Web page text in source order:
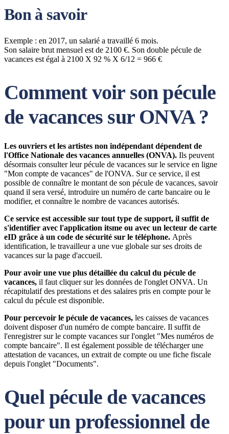
Bon à savoir
Exemple : en 2017, un salarié a travaillé 6 mois.
Son salaire brut mensuel est de 2100 €. Son double pécule de
vacances est égal à 2100 X 92 % X 6/12 = 966 €
Comment voir son pécule
de vacances sur ONVA ?
Les ouvriers et les artistes non indépendant dépendent de
l'Office Nationale des vacances annuelles (ONVA). Ils peuvent
désormais consulter leur pécule de vacances sur le service en ligne
"Mon compte de vacances" de l'ONVA. Sur ce service, il est
possible de connaître le montant de son pécule de vacances, savoir
quand il sera versé, introduire un numéro de carte bancaire ou le
modifier, et connaître le nombre de vacances autorisés.
Ce service est accessible sur tout type de support, il suffit de
s'identifier avec l'application itsme ou avec un lecteur de carte
eID grâce à un code de sécurité sur le téléphone. Après
identification, le travailleur a une vue globale sur ses droits de
vacances sur la page d'accueil.
Pour avoir une vue plus détaillée du calcul du pécule de
vacances, il faut cliquer sur les données de l'onglet ONVA. Un
récapitulatif des prestations et des salaires pris en compte pour le
calcul du pécule est disponible.
Pour percevoir le pécule de vacances, les caisses de vacances
doivent disposer d'un numéro de compte bancaire. Il suffit de
l'enregistrer sur le compte vacances sur l'onglet "Mes numéros de
compte bancaire". Il est également possible de télécharger une
attestation de vacances, un extrait de compte ou une fiche fiscale
depuis l'onglet "Documents".
Quel pécule de vacances
pour un professionnel de